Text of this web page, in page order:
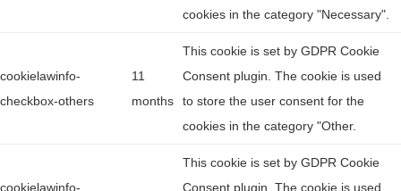
cookies in the category "Necessary".
cookielawinfo-
checkbox-others
11
months
This cookie is set by GDPR Cookie
Consent plugin. The cookie is used
to store the user consent for the
cookies in the category "Other.
cookielawinfo-
This cookie is set by GDPR Cookie
Consent plugin. The cookie is used